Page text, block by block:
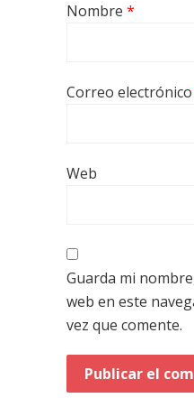
Nombre *
Correo electrónico
Web
Guarda mi
web en este
vez que comente.